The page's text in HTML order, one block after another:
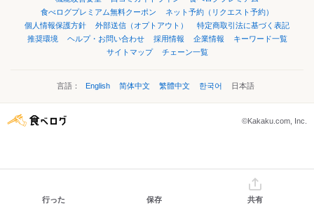
食べログプレミアム無料クーポン
ネット予約（リクエスト予約）
個人情報保護方針
外部送信（オプトアウト）
特定商取引法に基づく表記
推奨環境
ヘルプ・お問い合わせ 採用情報 企業情報
キーワード一覧
サイトマップ
チェーン一覧
言語： English 简体中文 繁體中文 한국어 日本語
©Kakaku.com, Inc.
行った 保存 共有